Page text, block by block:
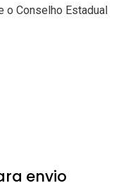
o Conselho Estadual
envio